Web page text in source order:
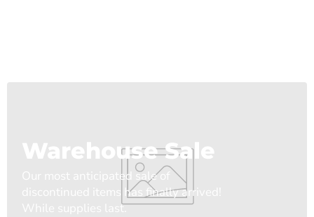
Warehouse Sale
Our most anticipated sale of
discontinued items has finally arrived!
While supplies last.